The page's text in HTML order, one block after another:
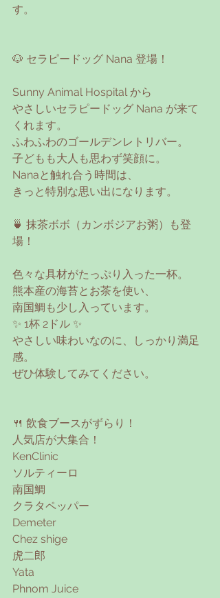
す。
🐶 セラピードッグ Nana 登場！
Sunny Animal Hospital から
やさしいセラピードッグ Nana が来て
くれます。
ふわふわのゴールデンレトリバー。
子どもも大人も思わず笑顔に。
Nanaと触れ合う時間は、
きっと特別な思い出になります。
🍵 抹茶ボボ（カンボジアお粥）も登
場！
色々な具材がたっぷり入った一杯。
熊本産の海苔とお茶を使い、
南国鯛も少し入っています。
✨ 1杯 2ドル ✨
やさしい味わいなのに、しっかり満足
感。
ぜひ体験してみてください。
🍴 飲食ブースがずらり！
人気店が大集合！
KenClinic
ソルティーロ
南国鯛
クラタペッパー
Demeter
Chez shige
虎二郎
Yata
Phnom Juice